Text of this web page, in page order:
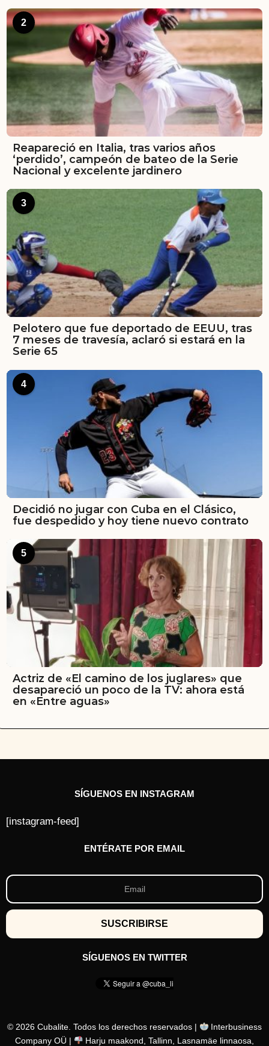
2
Reapareció en Italia, tras varios años
‘perdido’, campeón de bateo de la Serie
Nacional y excelente jardinero
3
Pelotero que fue deportado de EEUU, tras
7 meses de travesía, aclaró si estará en la
Serie 65
4
Decidió no jugar con Cuba en el Clásico,
fue despedido y hoy tiene nuevo contrato
5
Actriz de «El camino de los juglares» que
desapareció un poco de la TV: ahora está
en «Entre aguas»
SÍGUENOS EN INSTAGRAM
[instagram-feed]
ENTÉRATE POR EMAIL
SÍGUENOS EN TWITTER
© 2026 Cubalite. Todos los derechos reservados |
Interbusiness
Company OÜ |
Harju maakond, Tallinn, Lasnamäe linnaosa,